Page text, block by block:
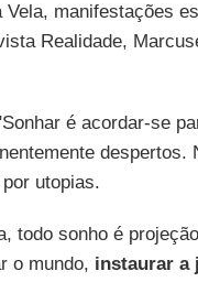
manifestações
Realidade,
é acordar-se
despertos.
utopias.
todo sonho é
o mundo, instaurar a